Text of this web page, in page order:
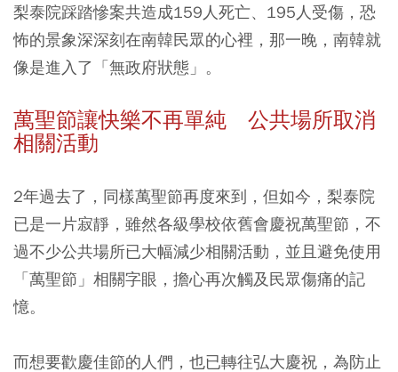
梨泰院踩踏慘案共造成159人死亡、195人受傷，恐
怖的景象深深刻在南韓民眾的心裡，那一晚，南韓就
像是進入了「無政府狀態」。
萬聖節讓快樂不再單純 公共場所取消
相關活動
2年過去了，同樣萬聖節再度來到，但如今，梨泰院
已是一片寂靜，雖然各級學校依舊會慶祝萬聖節，不
過不少公共場所已大幅減少相關活動，並且避免使用
「萬聖節」相關字眼，擔心再次觸及民眾傷痛的記
憶。
而想要歡慶佳節的人們，也已轉往弘大慶祝，為防止